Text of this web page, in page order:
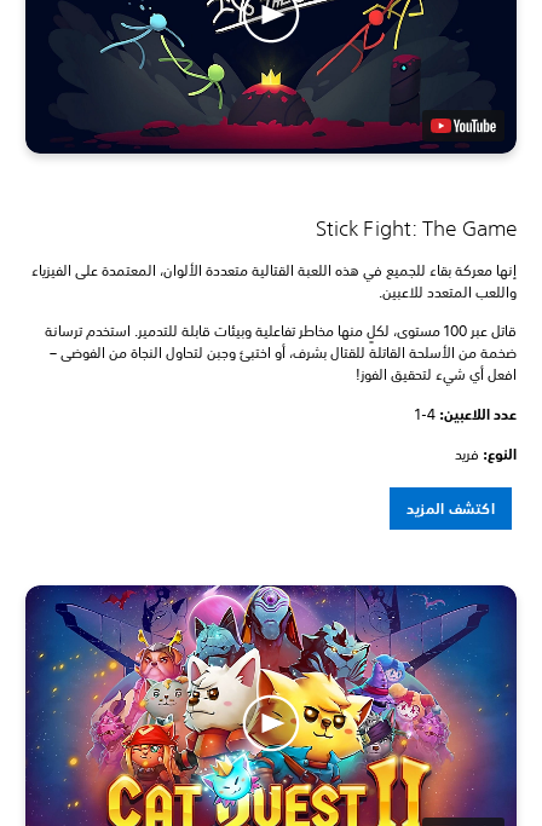
Stick Fight: The Game
إنها معركة بقاء للجميع في هذه اللعبة القتالية متعددة الألوان، المعتمدة على الفيزياء
واللعب المتعدد للاعبين.
قاتل عبر 100 مستوى، لكلٍ منها مخاطر تفاعلية وبيئات قابلة للتدمير. استخدم ترسانة
ضخمة من الأسلحة القاتلة للقتال بشرف، أو اختبئ وجبن لتحاول النجاة من الفوضى –
افعل أي شيء لتحقيق الفوز!
عدد اللاعبين: ‏ 1-4
النوع: فريد
اكتشف المزيد